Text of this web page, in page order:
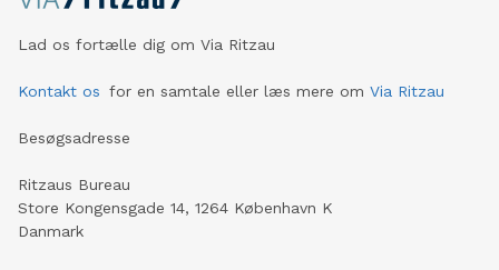
Lad os fortælle dig om Via Ritzau
Kontakt os for en samtale eller læs mere om Via Ritzau
Besøgsadresse
Ritzaus Bureau
Store Kongensgade 14, 1264 København K
Danmark